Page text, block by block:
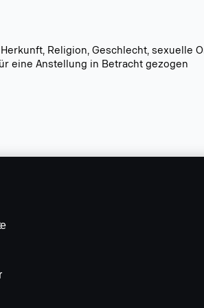
Religion, Geschlecht, sexuelle
eine Anstellung in Betracht gezogen